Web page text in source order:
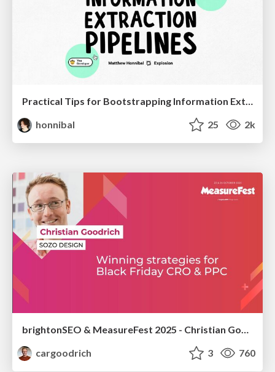
Practical Tips for Bootstrapping Information Extraction Pipelines
honnibal
25 2k
brightonSEO & MeasureFest 2025 - Christian Goodrich - Winning strategies for Black Friday CRO & PPC
cargoodrich
3 760